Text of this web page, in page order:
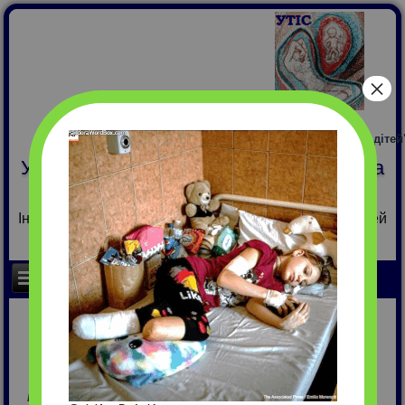
МБФ "ОМНІ-мережа для
Українська тератологічна інформаційна
система
Інформація про чинники, які порушують розвиток дітей
ЦИНК
Опубліковано: 24/09/2018.
Оновлено: 08/01/2019.
Група /призначення:хімічний елемент.
×